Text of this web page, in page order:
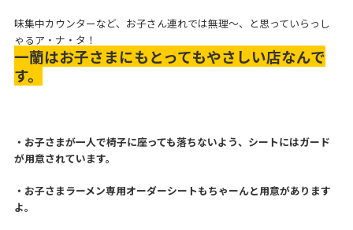
味集中カウンターなど、お子さん連れでは無理～、と思っていらっし
ゃるア・ナ・タ！
一蘭はお子さまにもとってもやさしい店なんで
す。
・お子さまが一人で椅子に座っても落ちないよう、シートにはガード
が用意されています。
・お子さまラーメン専用オーダーシートもちゃーんと用意があります
よ。